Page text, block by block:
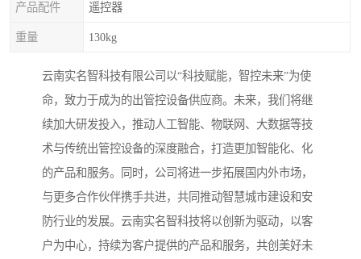
产品配件 遥控器
重量 130kg
云南实名智科技有限公司以“科技赋能，智控未来”为使
命，致力于成为的出管控设备供应商。未来，我们将继
续加大研发投入，推动人工智能、物联网、大数据等技
术与传统出管控设备的深度融合，打造更加智能化、化
的产品和服务。同时，公司将进一步拓展国内外市场，
与更多合作伙伴携手共进，共同推动智慧城市建设和安
防行业的发展。云南实名智科技将以创新为驱动，以客
户为中心，持续为客户提供的产品和服务，共创美好未